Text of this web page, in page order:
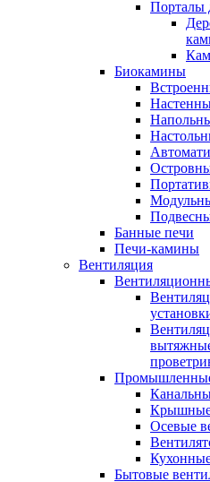
Порталы
Биокамины
Банные печи
Печи-камины
Вентиляция
Крышные
Осевые
Бытовые